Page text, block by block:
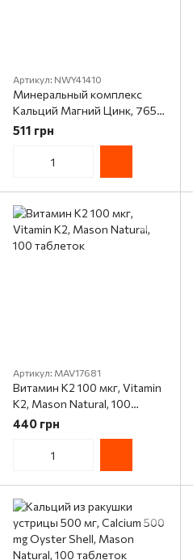
Артикул: NWY41410
Минеральный комплекс
Кальций Магний Цинк, 765
мг, Calcium Mag & Zinc
Mineral Complex, Nature's
Way, 100 капсул
511 грн
Артикул: MAV17681
Витамин K2 100 мкг, Vitamin
K2, Mason Natural, 100
таблеток
440 грн